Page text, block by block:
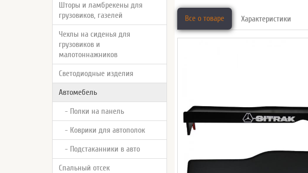
Шторы и ламбрекены для
грузовиков, газелей
Чехлы на сиденья для
грузовиков и
малотоннажников
Светодиодные изделия
Автомебель
- Полки на панель
- Коврики для автополок
- Подстаканники в авто
Спальный отсек
Все о товаре Характеристики